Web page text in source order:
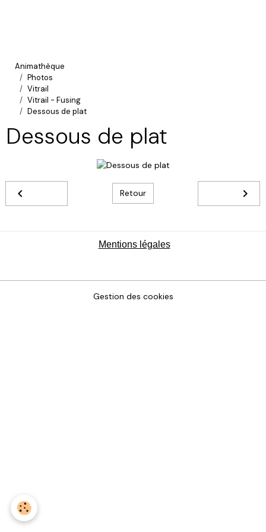
Animathèque
Photos
Vitrail
Vitrail - Fusing
Dessous de plat
Dessous de plat
Retour
Mentions légales
Gestion des cookies